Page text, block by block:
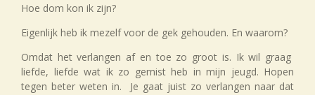
Hoe dom kon ik zijn?
Eigenlijk heb ik mezelf voor de gek gehouden. En waarom?
Omdat het verlangen af en toe zo groot is. Ik wil graag
liefde, liefde wat ik zo gemist heb in mijn jeugd. Hopen
tegen beter weten in. Je gaat juist zo verlangen naar dat